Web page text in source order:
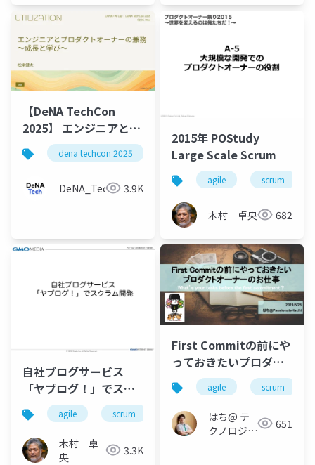
【DeNA TechCon
2025】 エンジニアとプ
ロダクトオーナーの兼
務 〜成長と学び〜
dena techcon 2025
DeNA_Tech 3.9K
2015年 POStudy
Large Scale Scrum
agile scrum
木村 卓央 682
自社ブログサービス
「ヤプログ！」でスク
ラム開発agile scrum rsgt2015
木村 卓
央
3.3K
First Commitの前にや
っておきたいプロダク
トオーナーのお仕事
agile scrum
はち@ テ
クノロジー
651